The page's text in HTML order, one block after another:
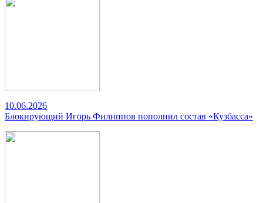
10.06.2026
Блокирующий Игорь Филиппов пополнил состав «Кузбасса»